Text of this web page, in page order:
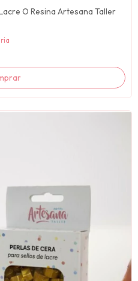
O Resina Artesana Taller